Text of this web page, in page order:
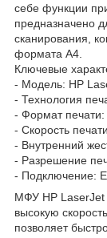
себе функции
предназначено
сканирования,
формата А4.
Ключевые
- Модель: HP
- Технология
- Формат
- Скорость
- Внутренний
- Разрешение
- Подключение:
МФУ HP LaserJet
высокую
позволяет